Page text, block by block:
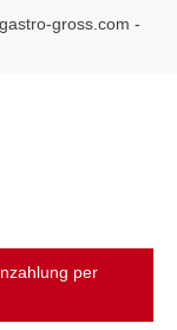
gross.com -
per